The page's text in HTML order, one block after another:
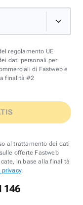
regolamento UE
dati personali per
di Fastweb e
finalità #2
al trattamento dei dati
offerte Fastweb
in base alla finalità
.
146